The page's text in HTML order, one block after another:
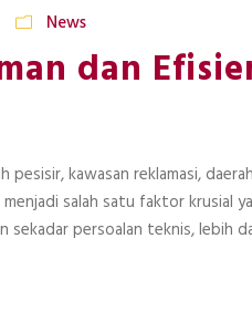
News
dan
kawasan reklamasi,
salah satu faktor krusial
persoalan teknis, lebih